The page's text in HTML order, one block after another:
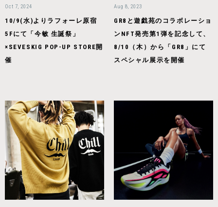
Oct 7, 2024
10/9(水)よりラフォーレ原宿
5Fにて「今敏 生誕祭」
×SEVESKIG POP-UP STORE開
催
Aug 8, 2023
GR8と遊戯苑のコラボレーショ
ンNFT発売第1弾を記念して、
8/10（⽊）から「GR8」にて
スペシャル展⽰を開催